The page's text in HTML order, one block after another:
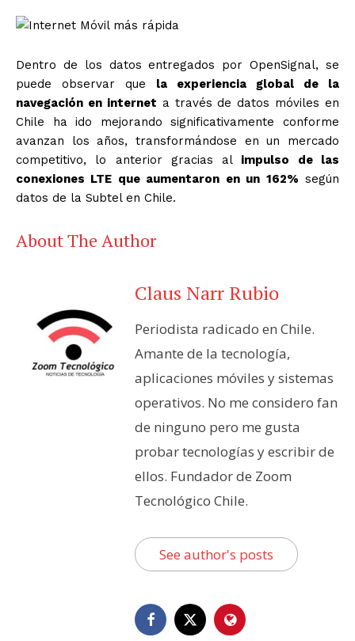
Dentro de los datos entregados por OpenSignal, se
puede observar que la experiencia global de la
navegación en internet a través de datos móviles en
Chile ha ido mejorando significativamente conforme
avanzan los años, transformándose en un mercado
competitivo, lo anterior gracias al impulso de las
conexiones LTE que aumentaron en un 162% según
datos de la Subtel en Chile.
About The Author
Claus Narr Rubio
Periodista radicado en Chile.
Amante de la tecnología,
aplicaciones móviles y sistemas
operativos. No me considero fan
de ninguno pero me gusta
probar tecnologías y escribir de
ellos. Fundador de Zoom
Tecnológico Chile.
See author's posts